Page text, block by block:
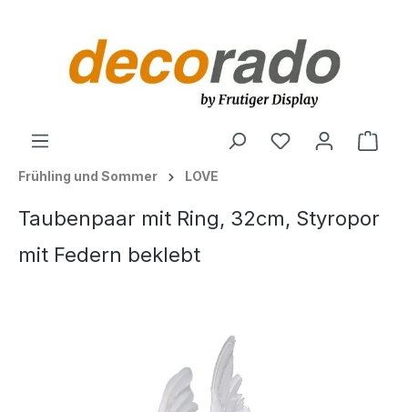
Frühling und Sommer LOVE
Taubenpaar mit Ring, 32cm, Styropor
mit Federn beklebt